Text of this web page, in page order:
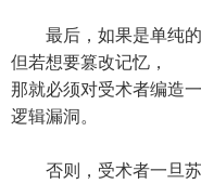
最后，如果是单纯的
但若想要篡改记忆，
那就必须对受术者编造
逻辑漏洞。
否则，受术者一旦苏